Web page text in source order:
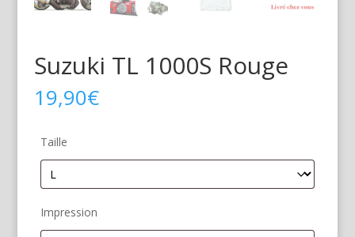
Suzuki TL 1000S Rouge
19,90€
Taille
Impression